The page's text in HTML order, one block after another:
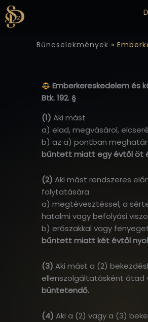
Skip
to
content
Bűncselekmények »
Emberkereskedelem és
Btk. 192. §
(1) Aki mást
a) elad, megvásárol,
b) az a) pontban
bűntett miatt egy évtől öt
(2) Aki mást rendszeres
folytatására
a) megtévesztéssel, a
hatalmi vagy befolyási
b) erőszakkal vagy
bűntett miatt két évtől
(3) Aki mást a (2)
ellenszolgáltatásként átad
büntetendő.
(4) Aki a (2) vagy a (3)